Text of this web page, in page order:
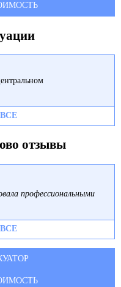
отзывы
профессиональными